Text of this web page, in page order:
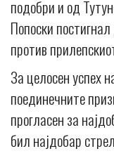
подобри и од
Попоски
против
За целосен успех
поединечните
прогласен за
бил најдобар